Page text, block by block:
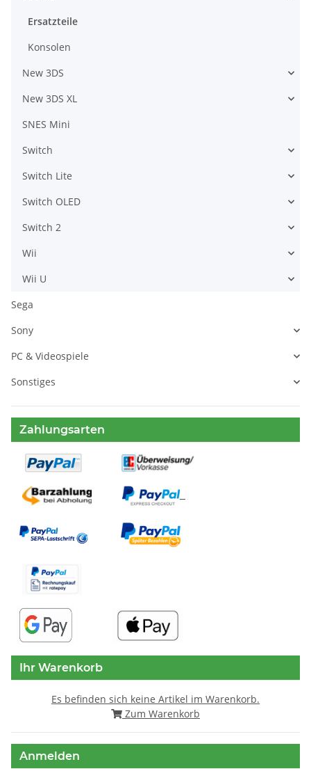
Ersatzteile
Konsolen
New 3DS
New 3DS XL
SNES Mini
Switch
Switch Lite
Switch OLED
Switch 2
Wii
Wii U
Sega
Sony
PC & Videospiele
Sonstiges
Zahlungsarten
Ihr Warenkorb
Es befinden sich keine Artikel im Warenkorb.
Zum Warenkorb
Anmelden